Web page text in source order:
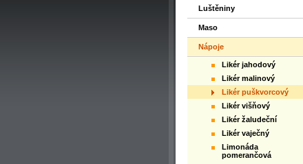
Luštěniny
Maso
Nápoje
Likér jahodový
Likér malinový
Likér puškvorcový
Likér višňový
Likér žaludeční
Likér vaječný
Limonáda
pomerančová